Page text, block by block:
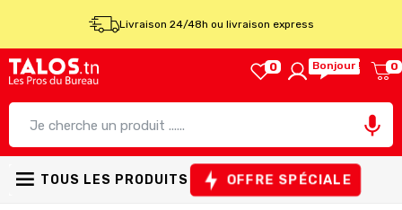
Livraison 24/48h ou livraison express
0 Bonjour ! 0

TOUS LES PRODUITS OFFRE SPÉCIALE